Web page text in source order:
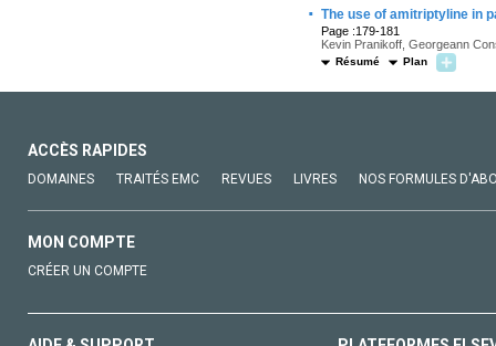
· The use of amitriptyline in
Page :179-181
Kevin Pranikoff, Georgeann
Résumé Plan
ACCÈS RAPIDES
DOMAINES TRAITÉS EMC REVUES LIVRES NOS FORMULES
MON COMPTE
CRÉER UN COMPTE